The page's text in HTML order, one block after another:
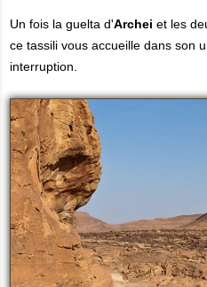
Un fois la guelta d'Archei et les
ce tassili vous accueille dans son
interruption.